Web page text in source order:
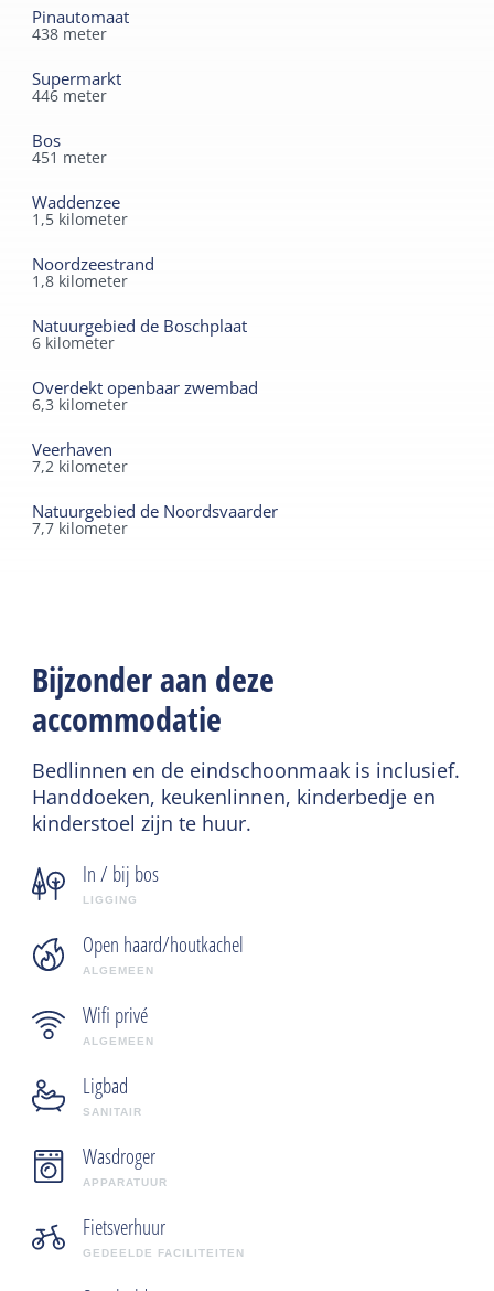
Pinautomaat
438 meter
Supermarkt
446 meter
Bos
451 meter
Waddenzee
1,5 kilometer
Noordzeestrand
1,8 kilometer
Natuurgebied de Boschplaat
6 kilometer
Overdekt openbaar zwembad
6,3 kilometer
Veerhaven
7,2 kilometer
Natuurgebied de Noordsvaarder
7,7 kilometer
Bijzonder aan deze
accommodatie
Bedlinnen en de eindschoonmaak is inclusief.
Handdoeken, keukenlinnen, kinderbedje en
kinderstoel zijn te huur.
In / bij bos
LIGGING
Open haard/houtkachel
ALGEMEEN
Wifi privé
ALGEMEEN
Ligbad
SANITAIR
Wasdroger
APPARATUUR
Fietsverhuur
GEDEELDE FACILITEITEN